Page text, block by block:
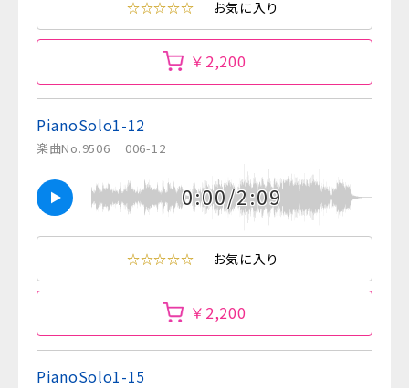
☆☆☆☆☆ お気に入り
￥2,200
PianoSolo1-12
楽曲No.9506 006-12
0:00/2:09
☆☆☆☆☆ お気に入り
￥2,200
PianoSolo1-15